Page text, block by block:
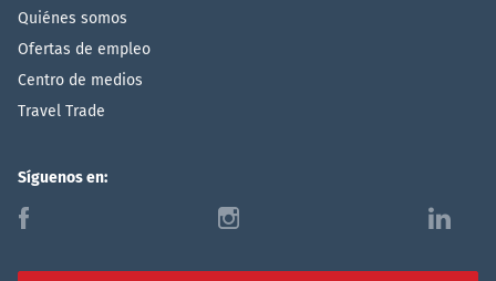
Quiénes somos
Ofertas de empleo
Centro de medios
Travel Trade
Síguenos en:
f i l